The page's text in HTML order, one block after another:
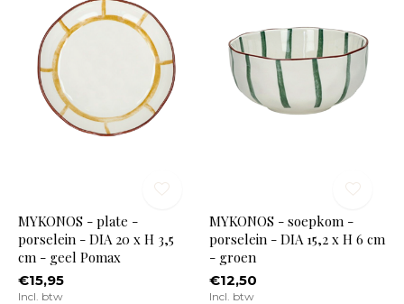
MYKONOS - plate -
porselein - DIA 20 x H 3,5
cm - geel Pomax
€15,95
Incl. btw
MYKONOS - soepkom -
porselein - DIA 15,2 x H 6 cm
- groen
€12,50
Incl. btw